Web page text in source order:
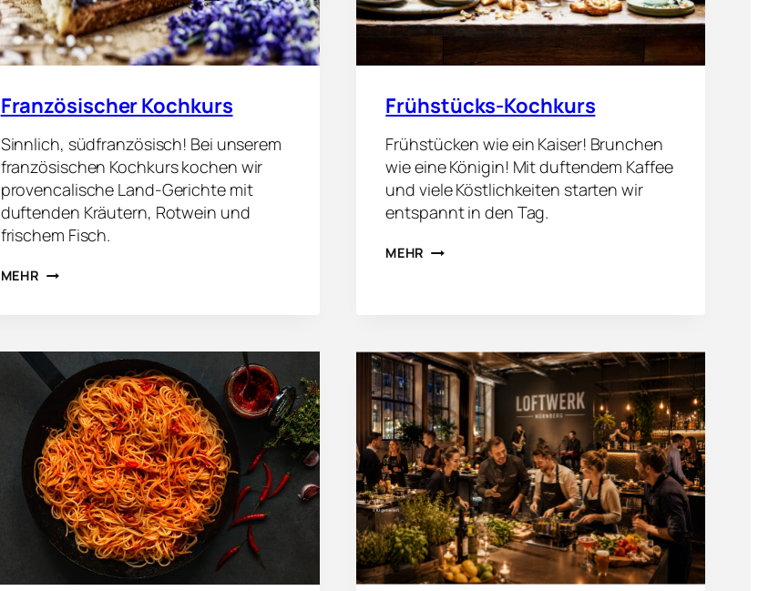
Französischer Kochkurs
Sinnlich, südfranzösisch! Bei unserem
französischen Kochkurs kochen wir
provencalische Land-Gerichte mit
duftenden Kräutern, Rotwein und
frischem Fisch.
MEHR F
Ö
S
I
C
H
E
R
K
K
Frühstücks-Kochkurs
Frühstücken wie ein Kaiser! Brunchen
wie eine Königin! Mit duftendem Kaffee
und viele Köstlichkeiten starten wir
entspannt in den Tag.
MEHR F
Ü
C
K
S
-
K
O
C
H
K
U
R
S